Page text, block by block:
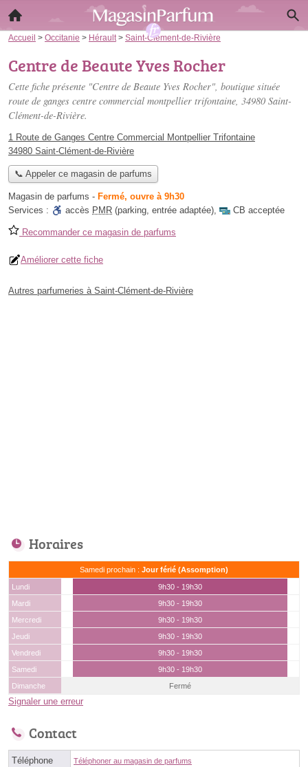
Accueil > Occitanie > Hérault > Saint-Clément-de-Rivière
Centre de Beaute Yves Rocher
Cette fiche présente "Centre de Beaute Yves Rocher", boutique située
route de ganges centre commercial montpellier trifontaine, 34980 Saint-
Clément-de-Rivière.
1 Route de Ganges Centre Commercial Montpellier Trifontaine
34980 Saint-Clément-de-Rivière
📞 Appeler ce magasin de parfums
Magasin de parfums - Fermé, ouvre à 9h30
Services :
accès PMR (parking, entrée adaptée), CB acceptée
Recommander ce magasin de parfums
Améliorer cette fiche
Autres parfumeries à Saint-Clément-de-Rivière
Horaires
Samedi prochain : Jour férié (Assomption)
Lundi
9h30 - 19h30
Mardi
9h30 - 19h30
Mercredi
9h30 - 19h30
Jeudi
9h30 - 19h30
Vendredi
9h30 - 19h30
Samedi
9h30 - 19h30
Dimanche
Fermé
Signaler une erreur
Contact
Téléphone Téléphoner au magasin de parfums